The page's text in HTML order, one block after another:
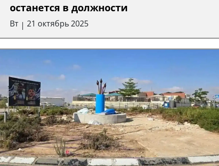
останется в должности
Вт | 21 октябрь 2025